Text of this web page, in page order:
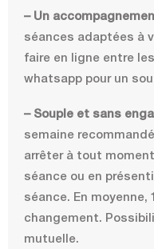
– Un
séances adaptées à
faire en ligne entre
whatsapp pour un
– Souple et sans
semaine
arrêter à tout
séance ou en
séance. En
changement.
mutuelle.